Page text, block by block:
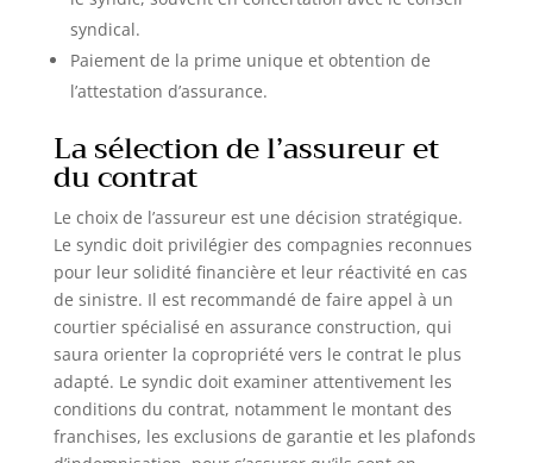
syndical.
Paiement de la prime unique et obtention de
l’attestation d’assurance.
La sélection de l’assureur et
du contrat
Le choix de l’assureur est une décision stratégique.
Le syndic doit privilégier des compagnies reconnues
pour leur solidité financière et leur réactivité en cas
de sinistre. Il est recommandé de faire appel à un
courtier spécialisé en assurance construction, qui
saura orienter la copropriété vers le contrat le plus
adapté. Le syndic doit examiner attentivement les
conditions du contrat, notamment le montant des
franchises, les exclusions de garantie et les plafonds